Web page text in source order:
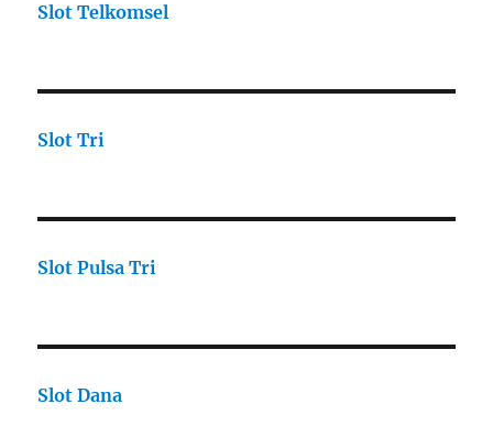
Slot Telkomsel
Slot Tri
Slot Pulsa Tri
Slot Dana